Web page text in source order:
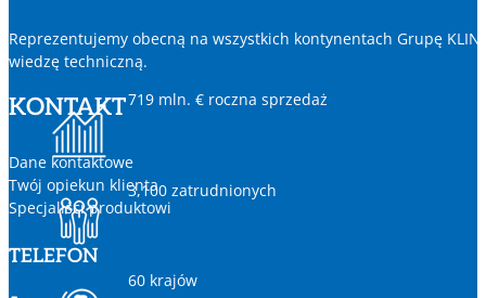
Reprezentujemy obecną na wszystkich kontynentach Grupę
wiedzę techniczną.
719 mln. € roczna sprzedaż
3,100 zatrudnionych
60 krajów
KONTAKT
Dane kontaktowe
Twój opiekun klienta
Specjaliści produktowi
TELEFON